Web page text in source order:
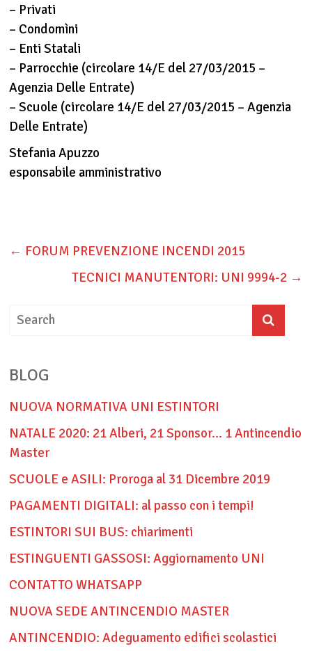
– Privati
– Condomìni
– Enti Statali
– Parrocchie (circolare 14/E del 27/03/2015 –
Agenzia Delle Entrate)
– Scuole (circolare 14/E del 27/03/2015 – Agenzia
Delle Entrate)
Stefania Apuzzo
esponsabile amministrativo
← FORUM PREVENZIONE INCENDI 2015
TECNICI MANUTENTORI: UNI 9994-2 →
BLOG
NUOVA NORMATIVA UNI ESTINTORI
NATALE 2020: 21 Alberi, 21 Sponsor… 1 Antincendio
Master
SCUOLE e ASILI: Proroga al 31 Dicembre 2019
PAGAMENTI DIGITALI: al passo con i tempi!
ESTINTORI SUI BUS: chiarimenti
ESTINGUENTI GASSOSI: Aggiornamento UNI
CONTATTO WHATSAPP
NUOVA SEDE ANTINCENDIO MASTER
ANTINCENDIO: Adeguamento edifici scolastici